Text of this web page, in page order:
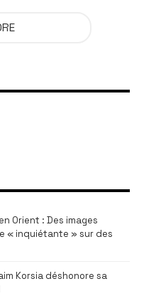
Orient : Des images
« inquiétante » sur des
Korsia déshonore sa